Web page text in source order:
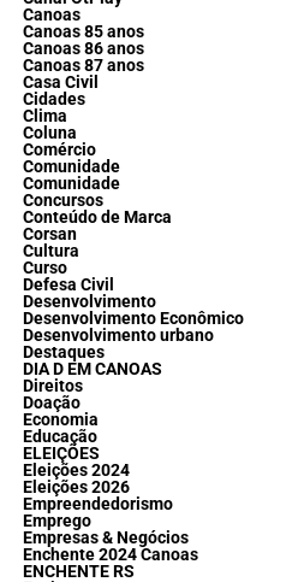
Canoas
Canoas 85 anos
Canoas 86 anos
Canoas 87 anos
Casa Civil
Cidades
Clima
Coluna
Comércio
Comunidade
Comunidade
Concursos
Conteúdo de Marca
Corsan
Cultura
Curso
Defesa Civil
Desenvolvimento
Desenvolvimento Econômico
Desenvolvimento urbano
Destaques
DIA D EM CANOAS
Direitos
Doação
Economia
Educação
ELEIÇÕES
Eleições 2024
Eleições 2026
Empreendedorismo
Emprego
Empresas & Negócios
Enchente 2024 Canoas
ENCHENTE RS